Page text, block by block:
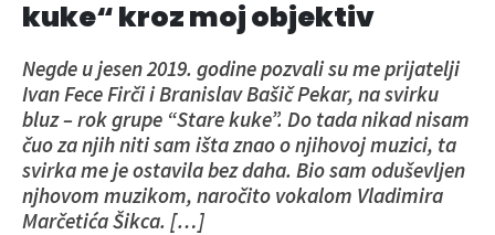
kuke“ kroz moj objektiv
Negde u jesen 2019. godine pozvali su me prijatelji
Ivan Fece Firči i Branislav Bašič Pekar, na svirku
bluz – rok grupe “Stare kuke”. Do tada nikad nisam
čuo za njih niti sam išta znao o njihovoj muzici, ta
svirka me je ostavila bez daha. Bio sam oduševljen
njhovom muzikom, naročito vokalom Vladimira
Marčetića Šikca. […]